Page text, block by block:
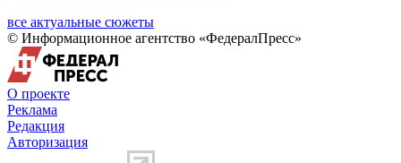
все актуальные сюжеты
© Информационное агентство «ФедералПресс»
О проекте
Реклама
Редакция
Авторизация